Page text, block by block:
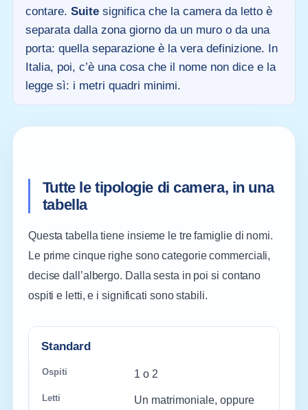
contare. Suitesignifica che la camera da letto è
separata dalla zona giorno da un muro o da una
porta: quella separazione è la vera definizione. In
Italia, poi, c’è una cosa che il nome non dice e la
legge sì: i metri quadri minimi.
Tutte le tipologie di camera, in una
tabella
Questa tabella tiene insieme le tre famiglie di nomi.
Le prime cinque righe sono categorie commerciali,
decise dall’albergo. Dalla sesta in poi si contano
ospiti e letti, e i significati sono stabili.
Standard
1 o 2
Un matrimoniale, oppure